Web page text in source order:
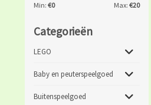
Min: €0 Max: €20
Categorieën
LEGO
Baby en peuterspeelgoed
Buitenspeelgoed